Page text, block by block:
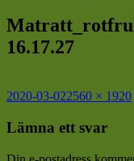
16.17.27
Postat
2020-03-02Full
2560 × 1920
Lämna ett svar